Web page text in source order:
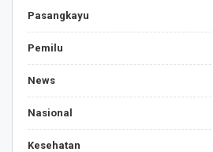
Pasangkayu
Pemilu
News
Nasional
Kesehatan